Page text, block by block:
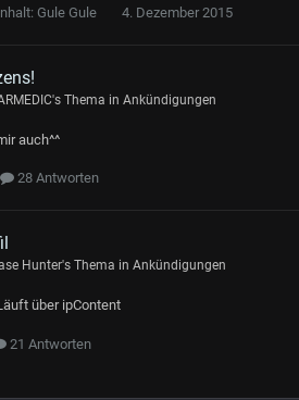
Gule Gule 4. Dezember 2015
's Thema in Ankündigungen
auch^^
28 Antworten
Hunter's Thema in Ankündigungen
über ipContent
21 Antworten